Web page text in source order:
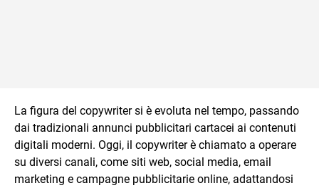
La figura del copywriter si è evoluta nel tempo, passando
dai tradizionali annunci pubblicitari cartacei ai contenuti
digitali moderni. Oggi, il copywriter è chiamato a operare
su diversi canali, come siti web, social media, email
marketing e campagne pubblicitarie online, adattandosi